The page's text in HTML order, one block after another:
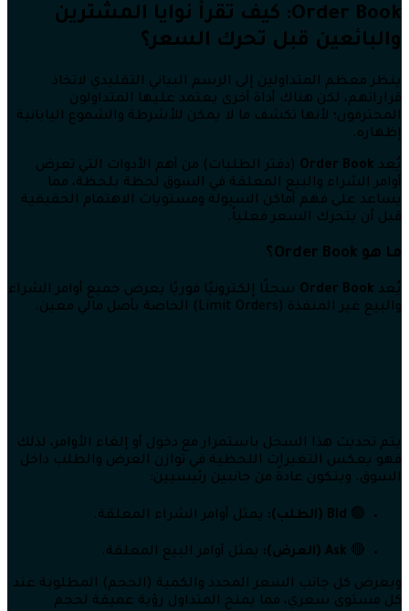
Order Book: كيف تقرأ نوايا المشترين
والبائعين قبل تحرك السعر؟
ينظر معظم المتداولين إلى الرسم البياني التقليدي لاتخاذ
قراراتهم، لكن هناك أداة أخرى يعتمد عليها المتداولون
المحترفون؛ لأنها تكشف ما لا يمكن للأشرطة والشموع اليابانية
إظهاره.
يُعد Order Book (دفتر الطلبات) من أهم الأدوات التي تعرض
أوامر الشراء والبيع المعلقة في السوق لحظة بلحظة، مما
يساعد على فهم أماكن السيولة ومستويات الاهتمام الحقيقية
قبل أن يتحرك السعر فعلياً.
ما هو Order Book؟
يُعد Order Book سجلًا إلكترونيًا فوريًا يعرض جميع أوامر الشراء
والبيع غير المنفذة (Limit Orders) الخاصة بأصل مالي معين.
يتم تحديث هذا السجل باستمرار مع دخول أو إلغاء الأوامر، لذلك
فهو يعكس التغيرات اللحظية في توازن العرض والطلب داخل
السوق. ويتكون عادةً من جانبين رئيسيين:
🟢 Bid (الطلب): يمثل أوامر الشراء المعلقة.
🔴 Ask (العرض): يمثل أوامر البيع المعلقة.
ويعرض كل جانب السعر المحدد والكمية (الحجم) المطلوبة عند
كل مستوى سعري، مما يمنح المتداول رؤية عميقة لحجم